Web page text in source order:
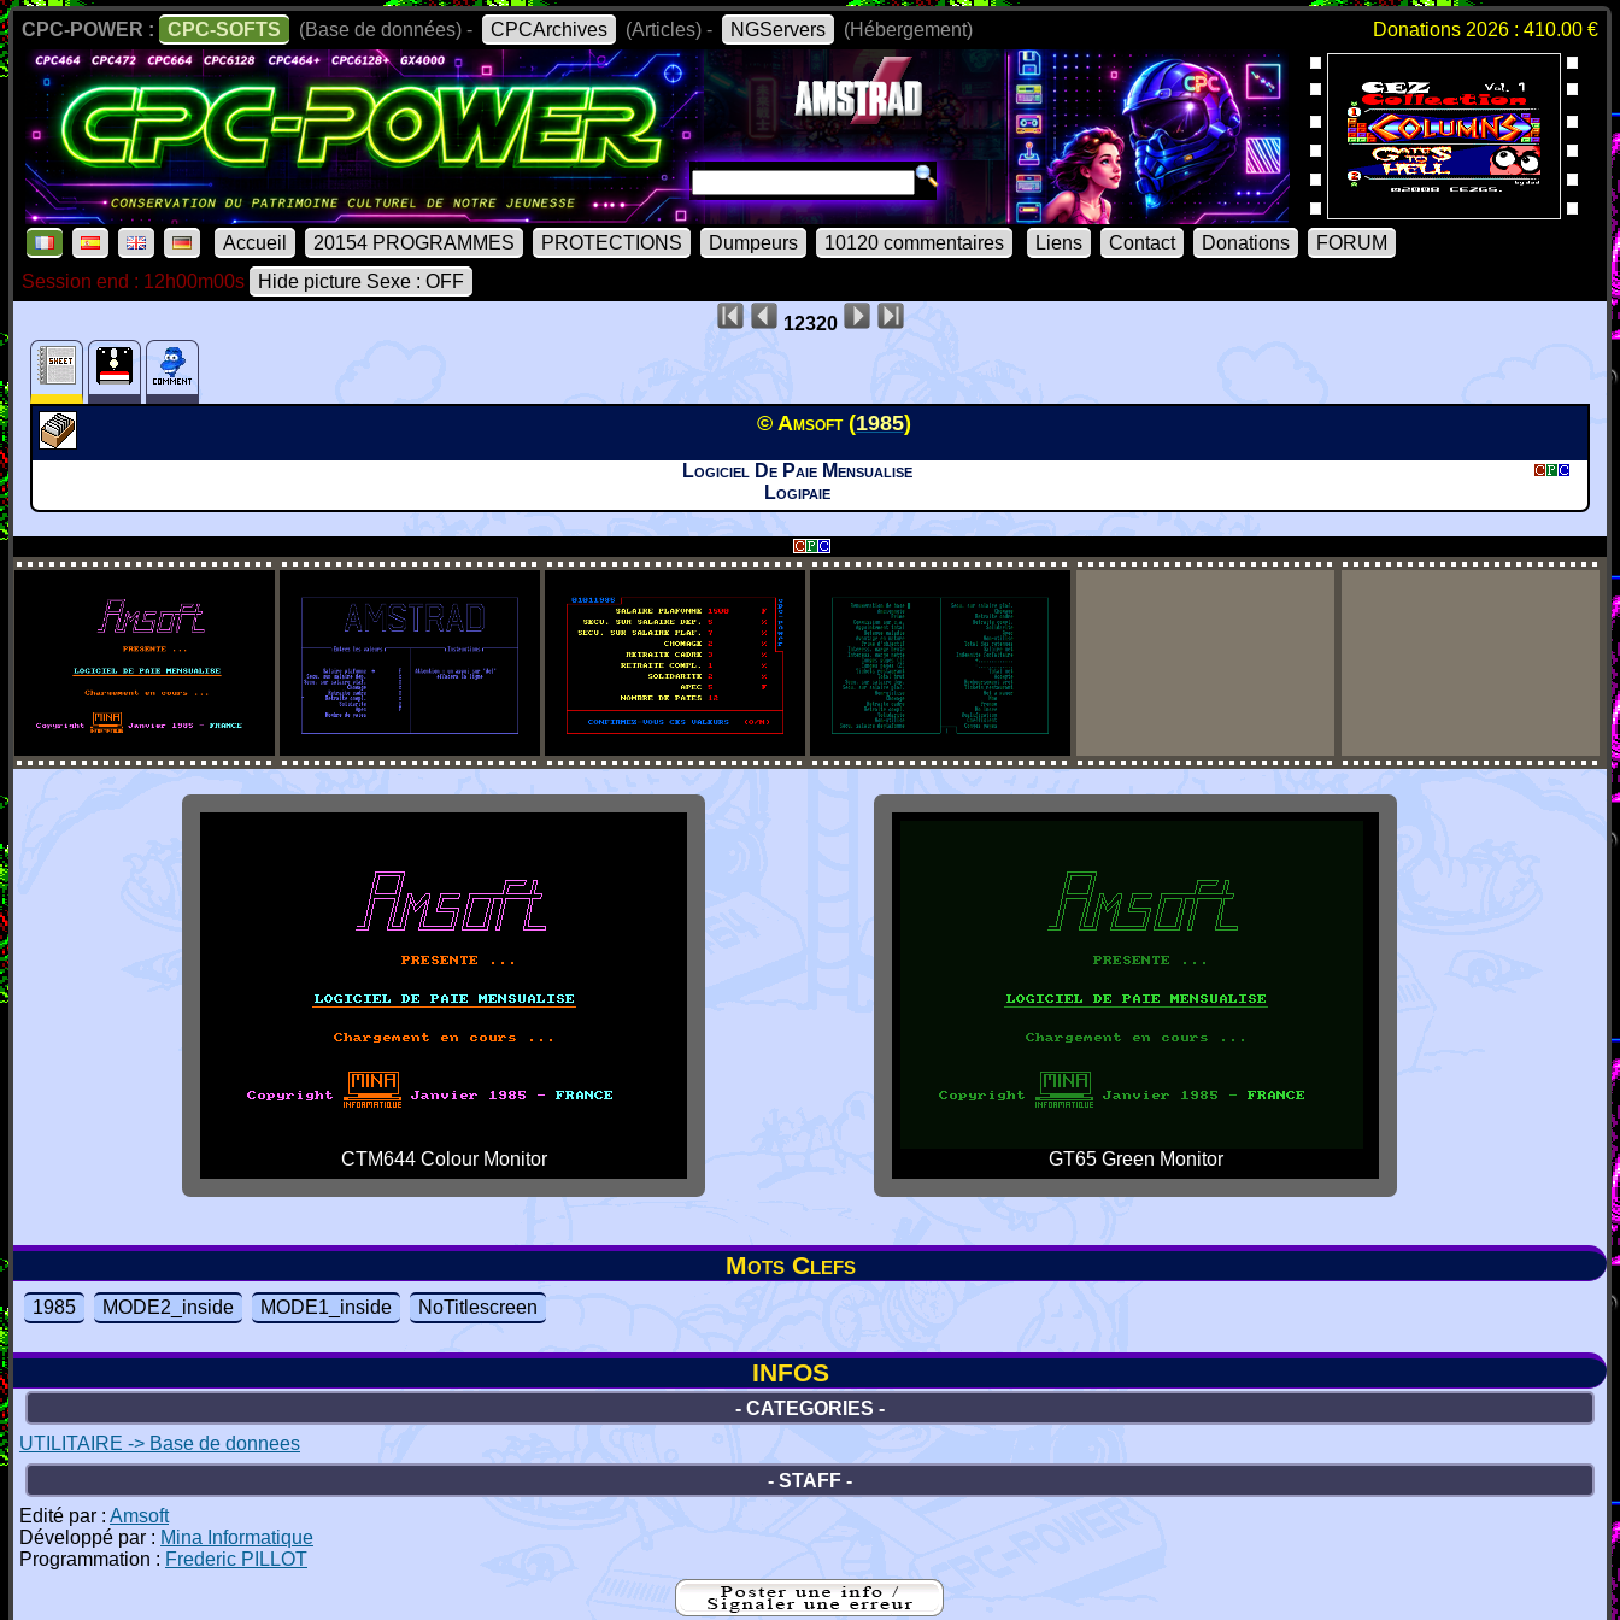
CPC-POWER : CPC-SOFTS (Base de données) - CPCArchives (Articles) - NGServers (Hébergement) Donations 2026 : 410.00 €
Accueil 20154 PROGRAMMES PROTECTIONS Dumpeurs 10120 commentaires Liens Contact Donations
FORUM
Session end : 12h00m00s
Hide picture Sexe : OFF
12320
© Amsoft (1985)
Logiciel De Paie Mensualise
Logipaie
CTM644 Colour Monitor GT65 Green Monitor
Mots Clefs
1985 MODE2_inside MODE1_inside NoTitlescreen
INFOS
- CATEGORIES -
UTILITAIRE -> Base de donnees
- STAFF -
Edité par : Amsoft
Développé par : Mina Informatique
Programmation : Frederic PILLOT